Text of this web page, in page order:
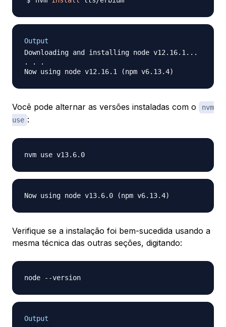
Output
Downloading and installing node v12.16.1...
. . .
Você pode alternar as versões instaladas com o
nvm
use :
Verifique se a instalação foi bem-sucedida usando a
mesma técnica das outras seções, digitando:
Output